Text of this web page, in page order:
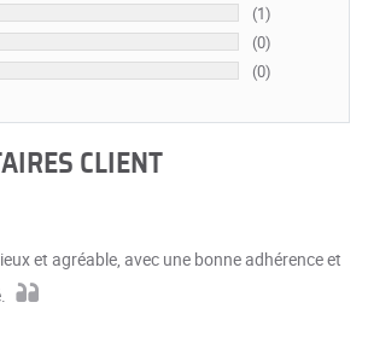
(1)
(0)
(0)
CLIENT
et agréable, avec une bonne adhérence et